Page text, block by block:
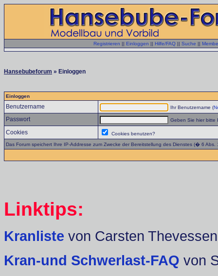
Registrieren || Einloggen || Hilfe/FAQ || Suche ||
Hansebubeforum » Einloggen
Einloggen
Benutzername Ihr Benutzername (
Passwort Geben Sie hier bitte
Cookies
Cookies benutzen?
Das Forum speichert Ihre IP-Addresse zum Zwecke der Bereitstellung des Dienstes (� 6
Linktips:
Kranliste von Carsten Thevessen
Kran-und Schwerlast-FAQ von